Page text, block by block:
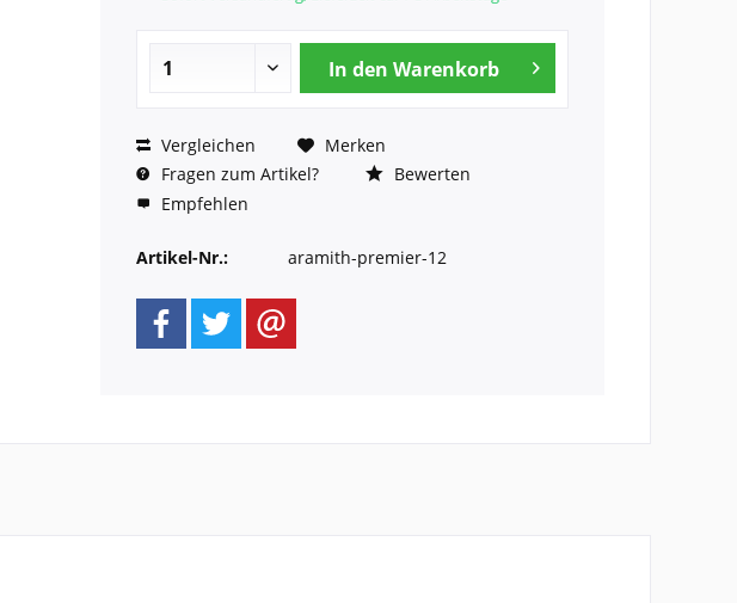
In den Warenkorb
Vergleichen
Merken
Fragen zum Artikel?
Bewerten
Empfehlen
Artikel-Nr.: aramith-premier-12